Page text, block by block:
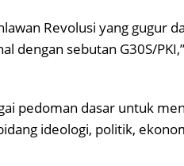
Revolusi yang gugur
dengan sebutan G30S/PKI,”
pedoman dasar untuk
ideologi, politik,